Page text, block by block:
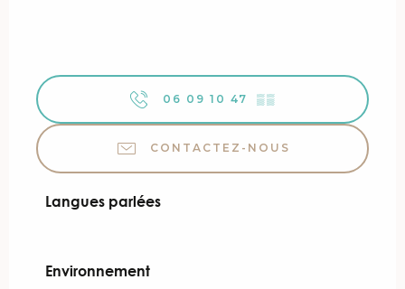
06 09 10 47 ▒▒
CONTACTEZ-NOUS
Langues parlées
Langues parlées
Environnement
Environnement